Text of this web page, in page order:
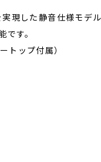
現した静音仕様モデル
す。
トップ付属）